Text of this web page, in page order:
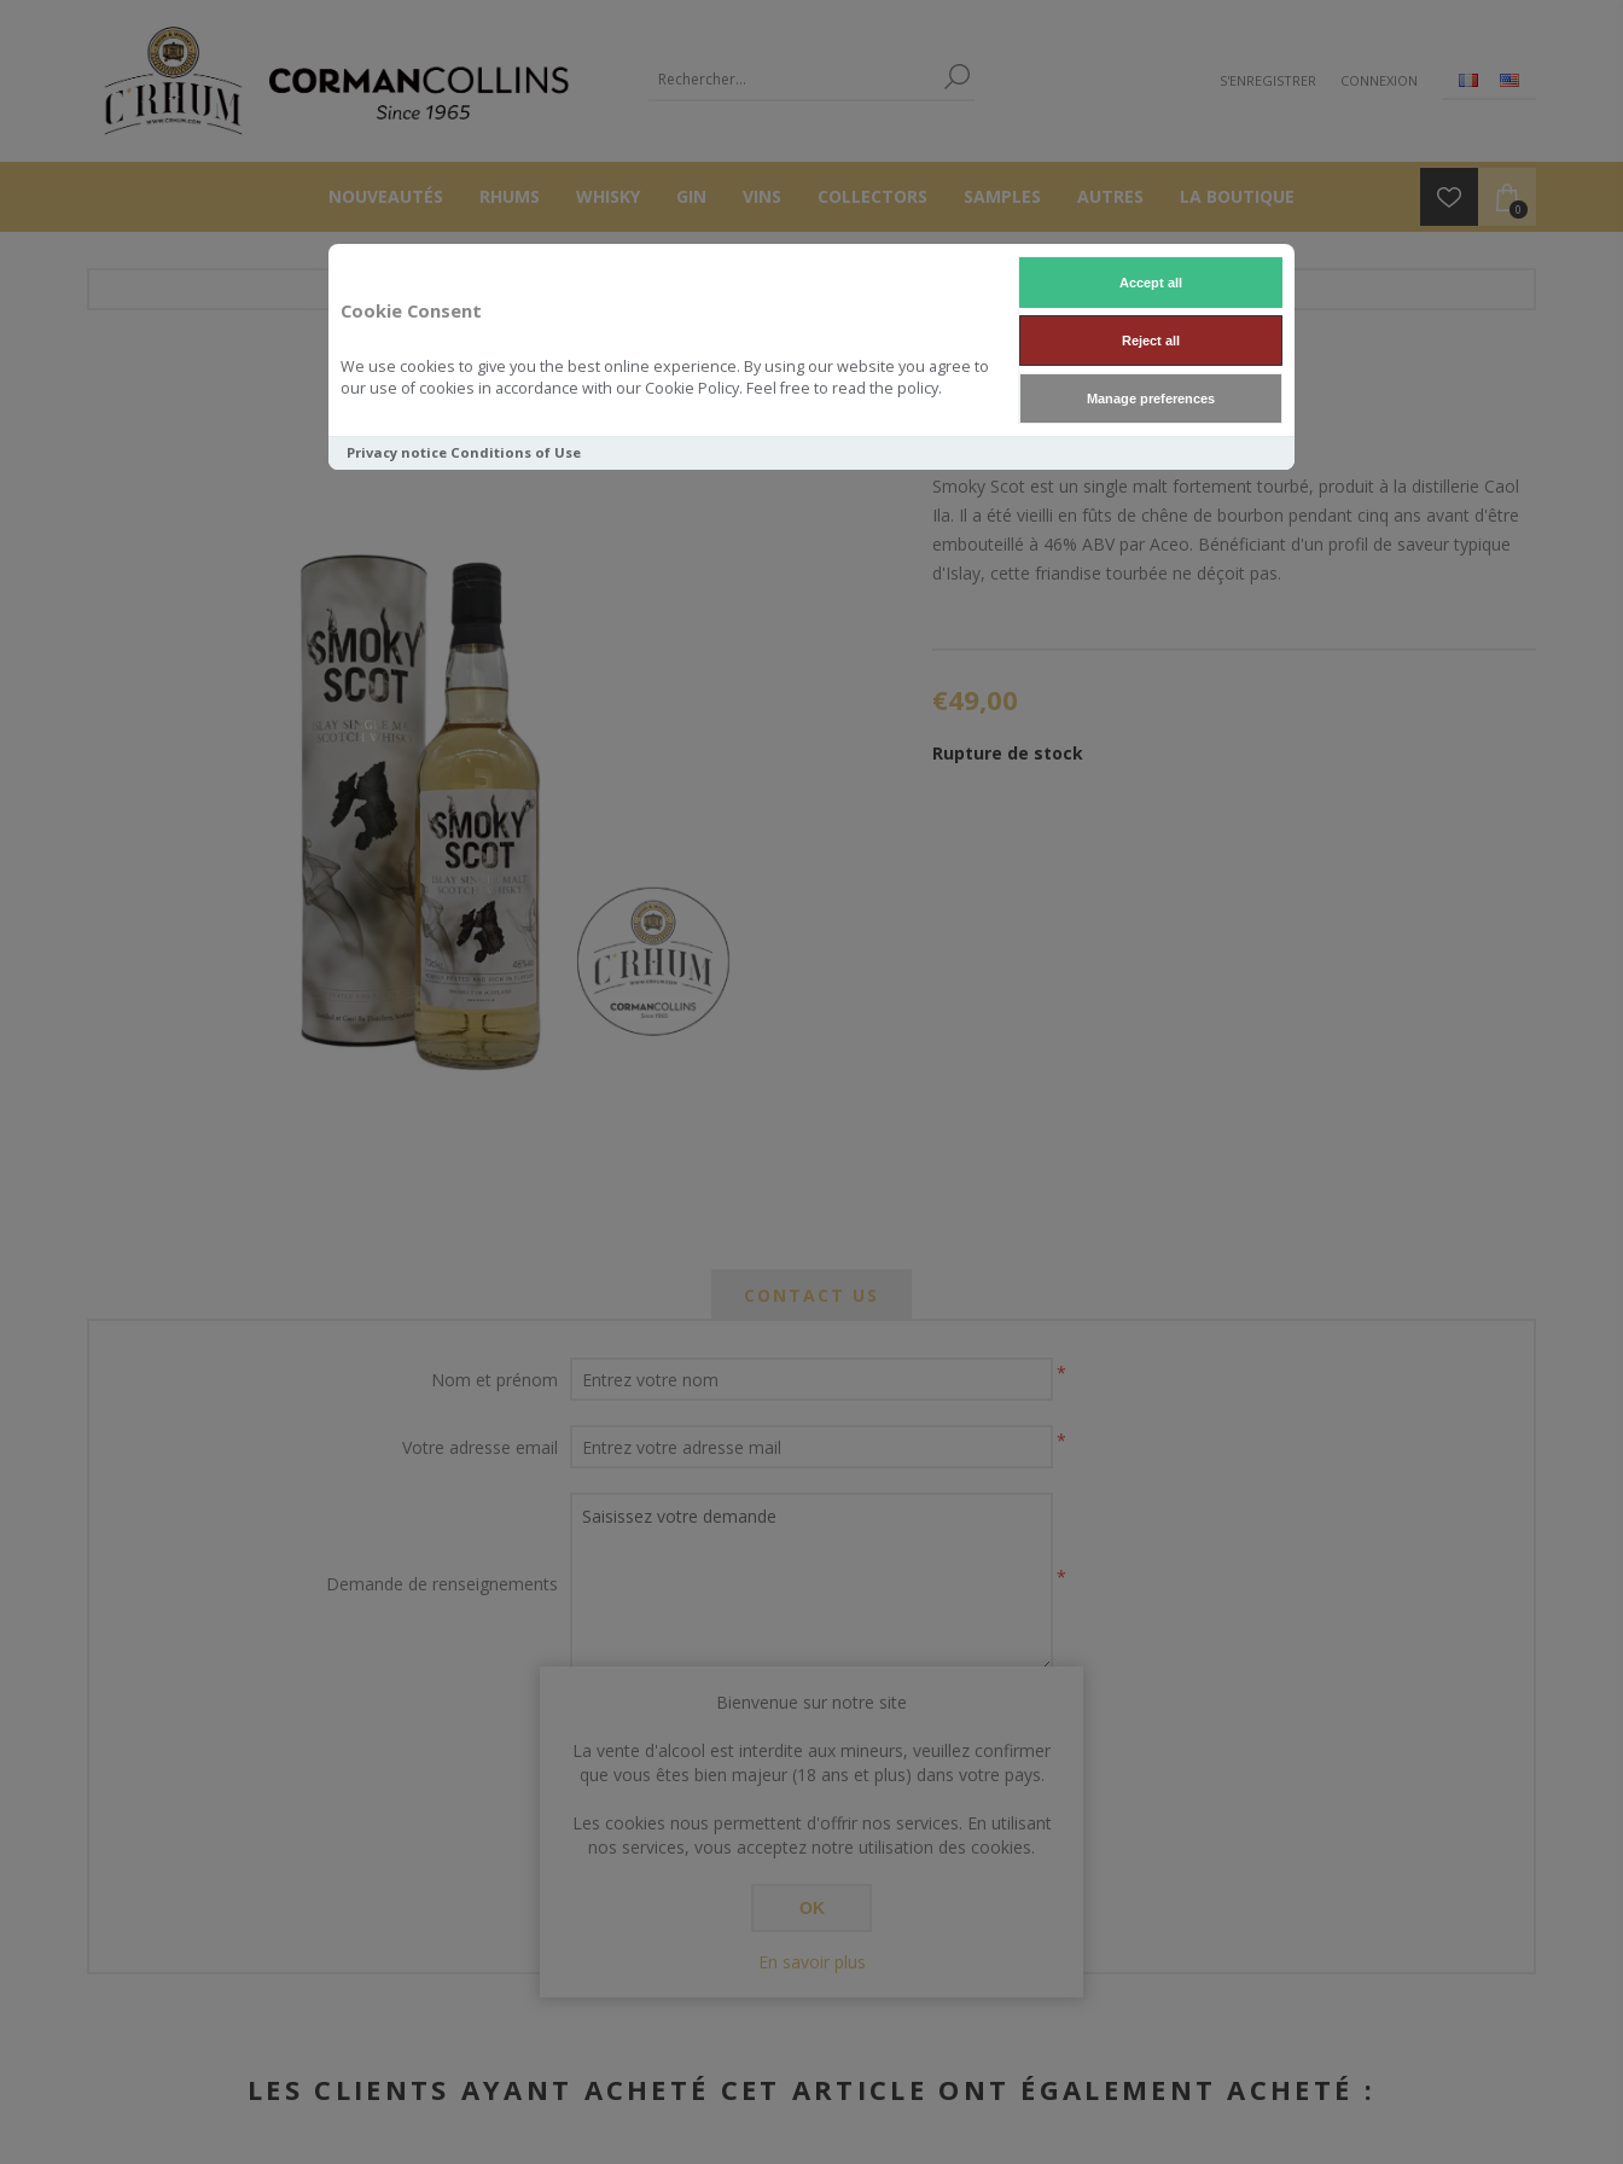
Cookie Consent
We use cookies to give you the best online experience. By using our website you agree to
our use of cookies in accordance with our Cookie Policy. Feel free to read the policy.
Accept all
Reject all
Manage preferences
Privacy notice Conditions of Use
S'ENREGISTRER CONNEXION
NOUVEAUTÉS RHUMS WHISKY GIN VINS COLLECTORS SAMPLES AUTRES LA BOUTIQUE
0
SMOKY SCOT CAOL ILA 46° 70CL
Smoky Scot est un single malt fortement tourbé, produit à la distillerie Caol
Ila. Il a été vieilli en fûts de chêne de bourbon pendant cinq ans avant d'être
embouteillé à 46% ABV par Aceo. Bénéficiant d'un profil de saveur typique
d'Islay, cette friandise tourbée ne déçoit pas.
€49,00
Rupture de stock
CONTACT US
Nom et prénom *
Votre adresse email *
Demande de renseignements *
LES CLIENTS AYANT ACHETÉ CET ARTICLE ONT ÉGALEMENT ACHETÉ :
Bienvenue sur notre site
La vente d'alcool est interdite aux mineurs, veuillez confirmer
que vous êtes bien majeur (18 ans et plus) dans votre pays.
Les cookies nous permettent d'offrir nos services. En utilisant
nos services, vous acceptez notre utilisation des cookies.
OK
En savoir plus